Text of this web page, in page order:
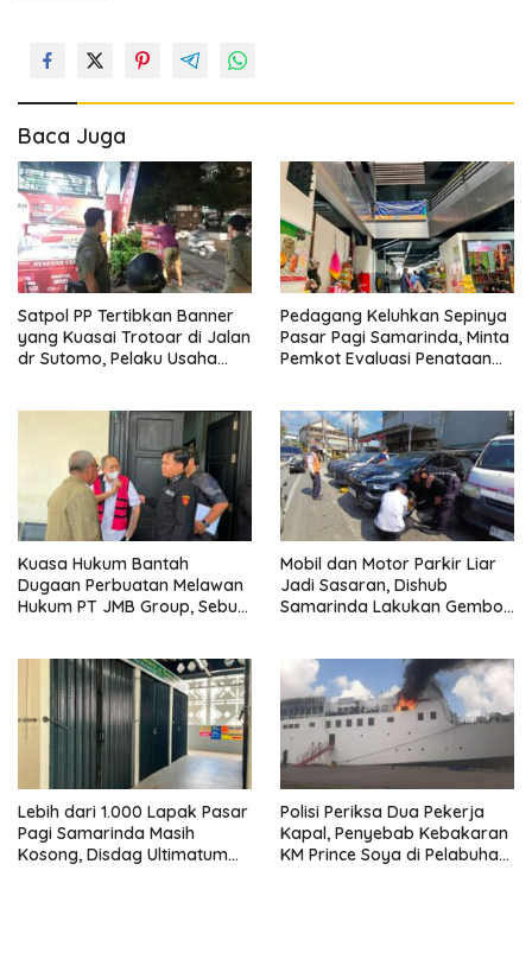
Baca Juga
Satpol PP Tertibkan Banner
yang Kuasai Trotoar di Jalan
dr Sutomo, Pelaku Usaha
Pedagang Keluhkan Sepinya
Pasar Pagi Samarinda, Minta
Pemkot Evaluasi Penataan
Kuasa Hukum Bantah
Dugaan Perbuatan Melawan
Hukum PT JMB Group, Sebut
Mobil dan Motor Parkir Liar
Jadi Sasaran, Dishub
Samarinda Lakukan Gembok
Lebih dari 1.000 Lapak Pasar
Pagi Samarinda Masih
Kosong, Disdag Ultimatum
Polisi Periksa Dua Pekerja
Kapal, Penyebab Kebakaran
KM Prince Soya di Pelabuhan